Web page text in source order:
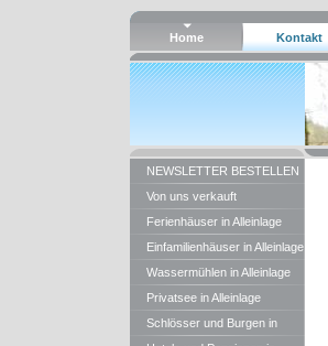
Home Kontakt
NEWSLETTER BESTELLEN
Von uns verkauft
Ferienhäuser in Alleinlage
Einfamilienhäuser in Alleinlage
Wassermühlen in Alleinlage
Privatsee in Alleinlage
Schlösser und Burgen in